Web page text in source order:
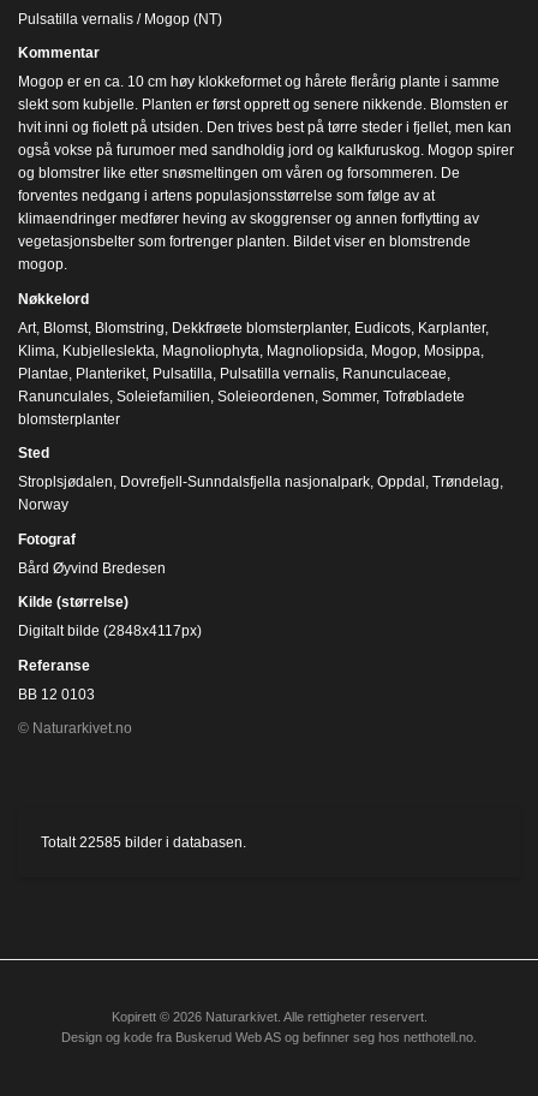
Pulsatilla vernalis / Mogop (NT)
Kommentar
Mogop er en ca. 10 cm høy klokkeformet og hårete flerårig plante i samme
slekt som kubjelle. Planten er først opprett og senere nikkende. Blomsten er
hvit inni og fiolett på utsiden. Den trives best på tørre steder i fjellet, men kan
også vokse på furumoer med sandholdig jord og kalkfuruskog. Mogop spirer
og blomstrer like etter snøsmeltingen om våren og forsommeren. De
forventes nedgang i artens populasjonsstørrelse som følge av at
klimaendringer medfører heving av skoggrenser og annen forflytting av
vegetasjonsbelter som fortrenger planten. Bildet viser en blomstrende
mogop.
Nøkkelord
Art Blomst Blomstring Dekkfrøete blomsterplanter, Eudicots Karplanter,
Klima Kubjelleslekta Magnoliophyta Magnoliopsida Mogop Mosippa
Plantae Planteriket Pulsatilla Pulsatilla vernalis Ranunculaceae
Ranunculales Soleiefamilien Soleieordenen Sommer, Tofrøbladete
blomsterplanter
Sted
Stroplsjødalen, Dovrefjell-Sunndalsfjella nasjonalpark, Oppdal, Trøndelag,
Norway
Fotograf
Bård Øyvind Bredesen
Kilde (størrelse)
Digitalt bilde (2848x4117px)
Referanse
BB 12 0103
© Naturarkivet.no
Totalt22585 bilder i databasen.
Kopirett © 2026 Naturarkivet. Alle rettigheter reservert.
Design og kode fra Buskerud Web AS og befinner seg hos netthotell.no